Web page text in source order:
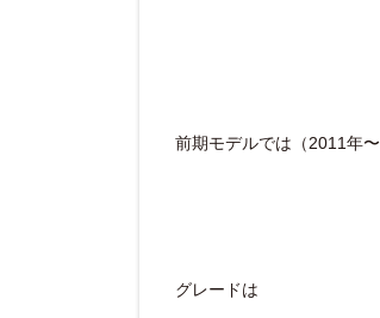
前期モデルでは（2011年
グレードは